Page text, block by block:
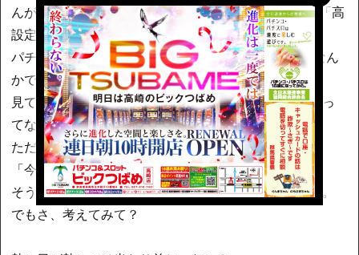
んが来店してTwitter等のSNSで「すごい出てます！」「高
設定示唆出ました！」とかで煽る。
パチ7だとマスクマンズや天草ヤスヲさんがホル調査なん
かでやってますよね。
見てる側は「わー、すごいなぁ！ 今度行ってみよう」っ
てなる訳ですよ。
ただ、条件がつきます。
「今度行ってみよう･･･熱い日に」
そう！ 行きたいと思わせるのは熱い日だけなんすよね。
でもさ、考えてみて？